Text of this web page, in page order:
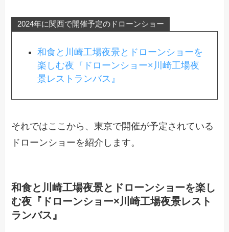
2024年に関西で開催予定のドローンショー
和食と川崎工場夜景とドローンショーを
楽しむ夜『ドローンショー×川崎工場夜
景レストランバス』
それではここから、東京で開催が予定されている
ドローンショーを紹介します。
和食と川崎工場夜景とドローンショーを楽し
む夜『ドローンショー×川崎工場夜景レスト
ランバス』